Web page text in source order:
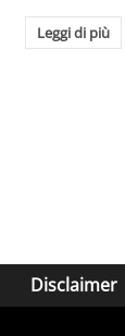
Leggi di più
Disclaimer